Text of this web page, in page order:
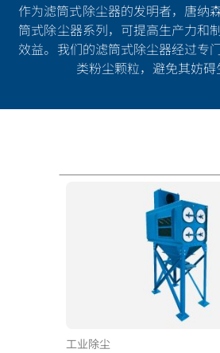
作为滤筒式除尘器的发明者，唐纳
筒式除尘器系列，可提高生产力和
效益。我们的滤筒式除尘器经过专
类粉尘颗粒，避免其妨碍
工业除尘